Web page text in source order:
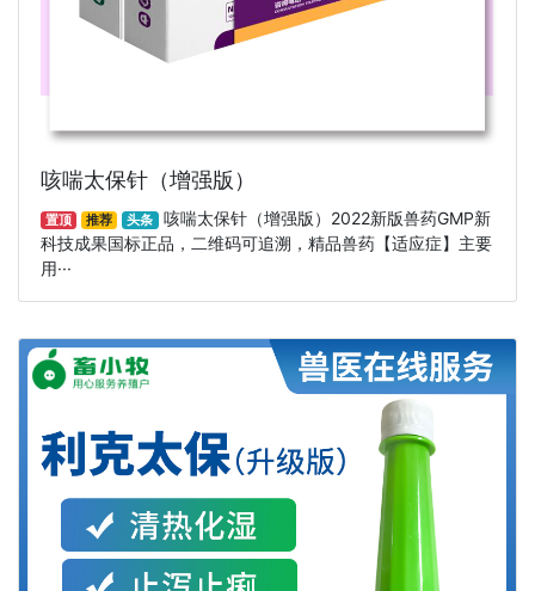
咳喘太保针（增强版）
置顶 推荐 头条 咳喘太保针（增强版）2022新版兽药GMP新
科技成果国标正品，二维码可追溯，精品兽药【适应症】主要
用···